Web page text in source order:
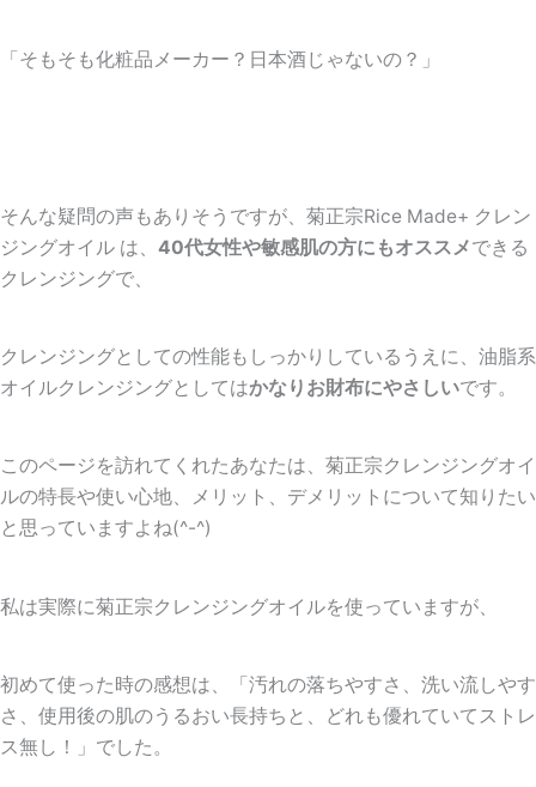
「そもそも化粧品メーカー？日本酒じゃないの？」
そんな疑問の声もありそうですが、菊正宗Rice Made+ クレン
ジングオイル は、 40代女性や敏感肌の方にもオススメできる
クレンジングで、
クレンジングとしての性能もしっかりしているうえに、油脂系
オイルクレンジングとしてはかなりお財布にやさしいです。
このページを訪れてくれたあなたは、菊正宗クレンジングオイ
ルの特長や使い心地、メリット、デメリットについて知りたい
と思っていますよね(^-^)
私は実際に菊正宗クレンジングオイルを使っていますが、
初めて使った時の感想は、「汚れの落ちやすさ 、 洗い流しやす
さ 、 使用後の肌のうるおい長持ち と、どれも優れていてストレ
ス無し！」でした。